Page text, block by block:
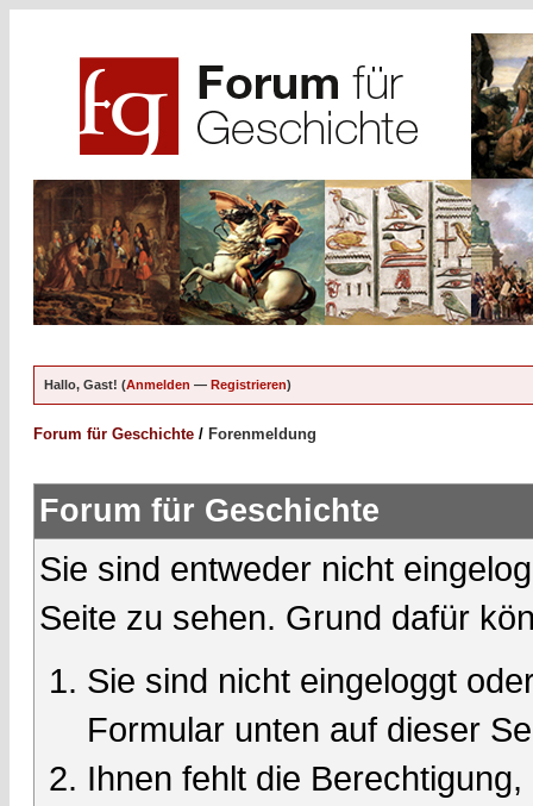
Hallo, Gast! (Anmelden — Registrieren)
Forum für Geschichte / Forenmeldung
Forum für Geschichte
Sie sind entweder nicht
Seite zu sehen. Grund dafür
Sie sind nicht eingeloggt
Formular unten auf dieser
Ihnen fehlt die